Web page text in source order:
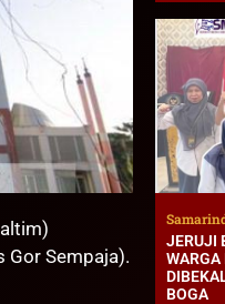
Gor Sempaja).
JERUJI
BOGA